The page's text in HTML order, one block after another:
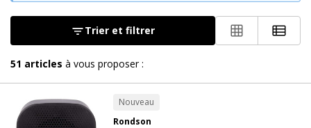
durable pour tous vos espaces professionnels.
Trier et filtrer
51 articles à vous proposer :
Nouveau
Rondson